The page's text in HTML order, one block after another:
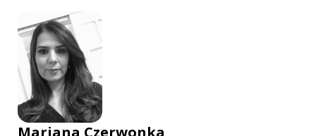
Mariana Czerwonka